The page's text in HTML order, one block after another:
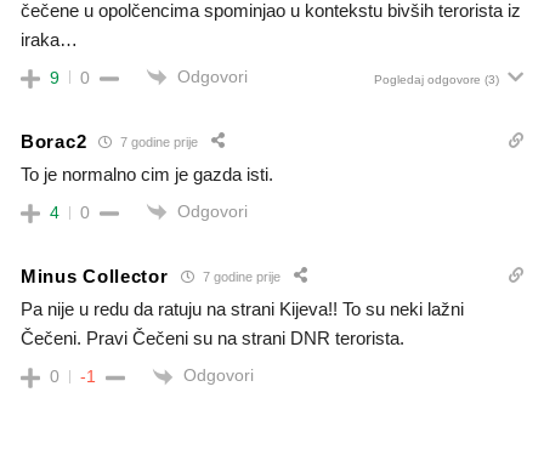
čečene u opolčencima spominjao u kontekstu bivših terorista iz
iraka…
9 0 Odgovori Pogledaj odgovore (3)
Borac2 7 godine prije
To je normalno cim je gazda isti.
4 0 Odgovori
Minus Collector 7 godine prije
Pa nije u redu da ratuju na strani Kijeva!! To su neki lažni
Čečeni. Pravi Čečeni su na strani DNR terorista.
0 -1 Odgovori